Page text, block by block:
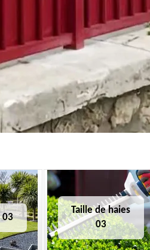
03
Taille de haies
03